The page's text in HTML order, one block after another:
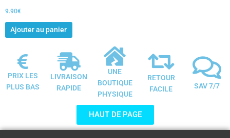
9.90€
Ajouter au panier
PRIX LES
PLUS BAS
LIVRAISON
RAPIDE
UNE
BOUTIQUE
PHYSIQUE
RETOUR
FACILE
SAV 7/7
HAUT DE PAGE